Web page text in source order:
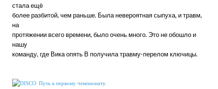
стала ещё
более разбитой, чем раньше. Была невероятная сыпуха, и травм,
на
протяжении всего времени, было очень много. Это не обошло и
нашу
команду, где Вика опять В получила травму-перелом ключицы.